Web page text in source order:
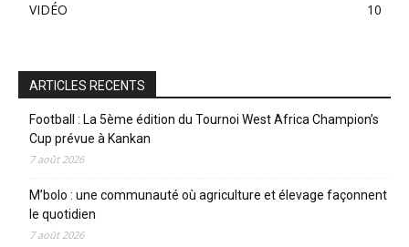
VIDÉO
10
ARTICLES RECENTS
Football : La 5ème édition du Tournoi West Africa Champion’s
Cup prévue à Kankan
7 août 2026
M’bolo : une communauté où agriculture et élevage façonnent
le quotidien
7 août 2026